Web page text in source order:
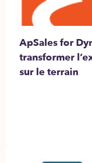
ApSales for
transformer
sur le terrain